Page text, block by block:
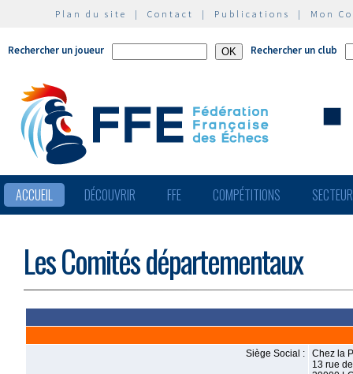
Plan du site | Contact | Publications | Mon
Rechercher un joueur Rechercher un club
ACCUEIL DÉCOUVRIR FFE COMPÉTITIONS
Les Comités départementaux
Siège Social :
Chez la
13 rue